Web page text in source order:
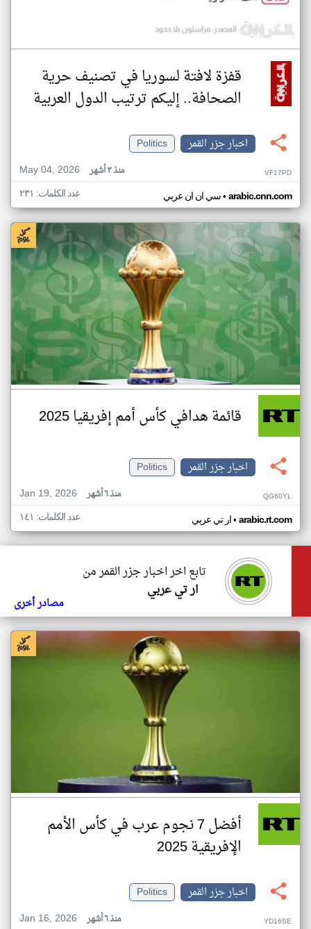
قفزة لافتة لسوريا في تصنيف حرية
الصحافة.. إليكم ترتيب الدول العربية
اخبار جزر القمر
Politics
May 04, 2026
منذ ٣ أشهر VF17PD
سي ان ان عربي• arabic.cnn.com عدد الكلمات: ٢٣١
قائمة هدافي كأس أمم إفريقيا 2025
اخبار جزر القمر
Politics
Jan 19, 2026
منذ ٦ أشهر QG60YL
ار تي عربي• arabic.rt.com عدد الكلمات: ١٤١
تابع اخر اخبار جزر القمر من
ار تي عربي
مصادر أخرى
أفضل 7 نجوم عرب في كأس الأمم
الإفريقية 2025
اخبار جزر القمر
Politics
Jan 16, 2026
منذ ٦ أشهر YD16SE